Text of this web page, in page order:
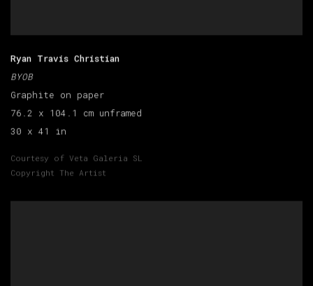
Ryan Travis Christian
BYOB
Graphite on paper
76.2 x 104.1 cm unframed
30 x 41 in
Courtesy of Veta Galeria SL
Copyright The Artist